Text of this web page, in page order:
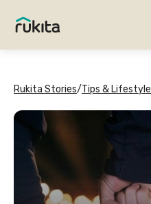
Rukita Stories/Tips & Lifestyle